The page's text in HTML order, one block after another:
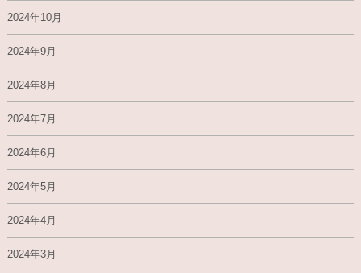
2024年10月
2024年9月
2024年8月
2024年7月
2024年6月
2024年5月
2024年4月
2024年3月